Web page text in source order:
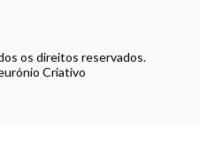
os direitos reservados.
Criativo